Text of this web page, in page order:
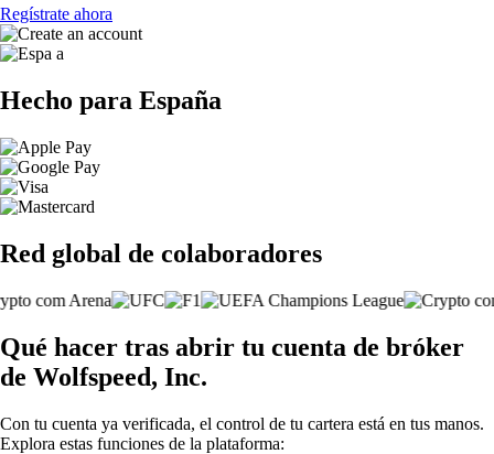
Regístrate ahora
Hecho para España
Red global de colaboradores
Qué hacer tras abrir tu cuenta de bróker
de Wolfspeed, Inc.
Con tu cuenta ya verificada, el control de tu cartera está en tus manos.
Explora estas funciones de la plataforma: